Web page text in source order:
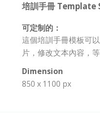
培訓手冊
可定制的：
這個培訓手冊模板可
片，修改文本內容，等
Dimension
850 x 1100 px